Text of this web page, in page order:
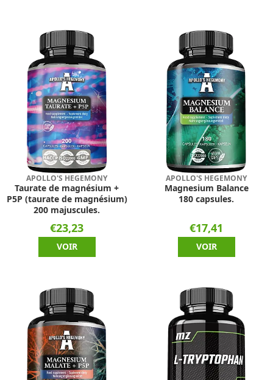
APOLLO'S HEGEMONY
Taurate de magnésium +
P5P (taurate de magnésium)
200 majuscules.
€23,23
VOIR
APOLLO'S HEGEMONY
Magnesium Balance
180 capsules.
€17,41
VOIR